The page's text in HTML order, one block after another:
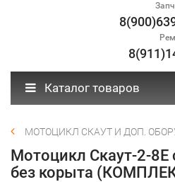
Каталог товаров
МОТОЦИКЛ СКАУТ И ДОП.
Мотоцикл Скаут-2-
без корыта